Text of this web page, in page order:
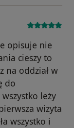
opisuje nie
cieszy to
na oddział w
do
leży
wizyta
wszystko i